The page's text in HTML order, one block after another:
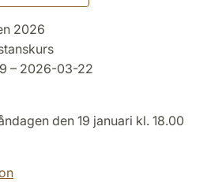
2026
– 2026-03-22
den 19 januari kl. 18.00